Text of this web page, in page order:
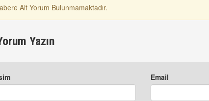
Ait Yorum Bulunmamaktadır.
Yazın
Email